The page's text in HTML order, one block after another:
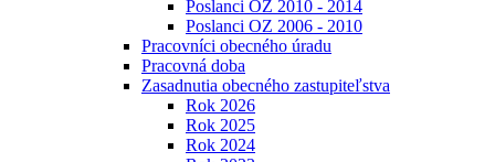
Poslanci OZ 2010 - 2014
Poslanci OZ 2006 - 2010
Pracovníci obecného úradu
Pracovná doba
Zasadnutia obecného zastupiteľstva
Rok 2026
Rok 2025
Rok 2024